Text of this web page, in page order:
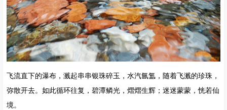
飞流直下的瀑布，溅起串串银珠碎玉，水汽氤氲，随着飞溅的珍珠，
弥散开去。如此循环往复，碧潭鳞光，熠熠生辉；迷迷蒙蒙，恍若仙
境。